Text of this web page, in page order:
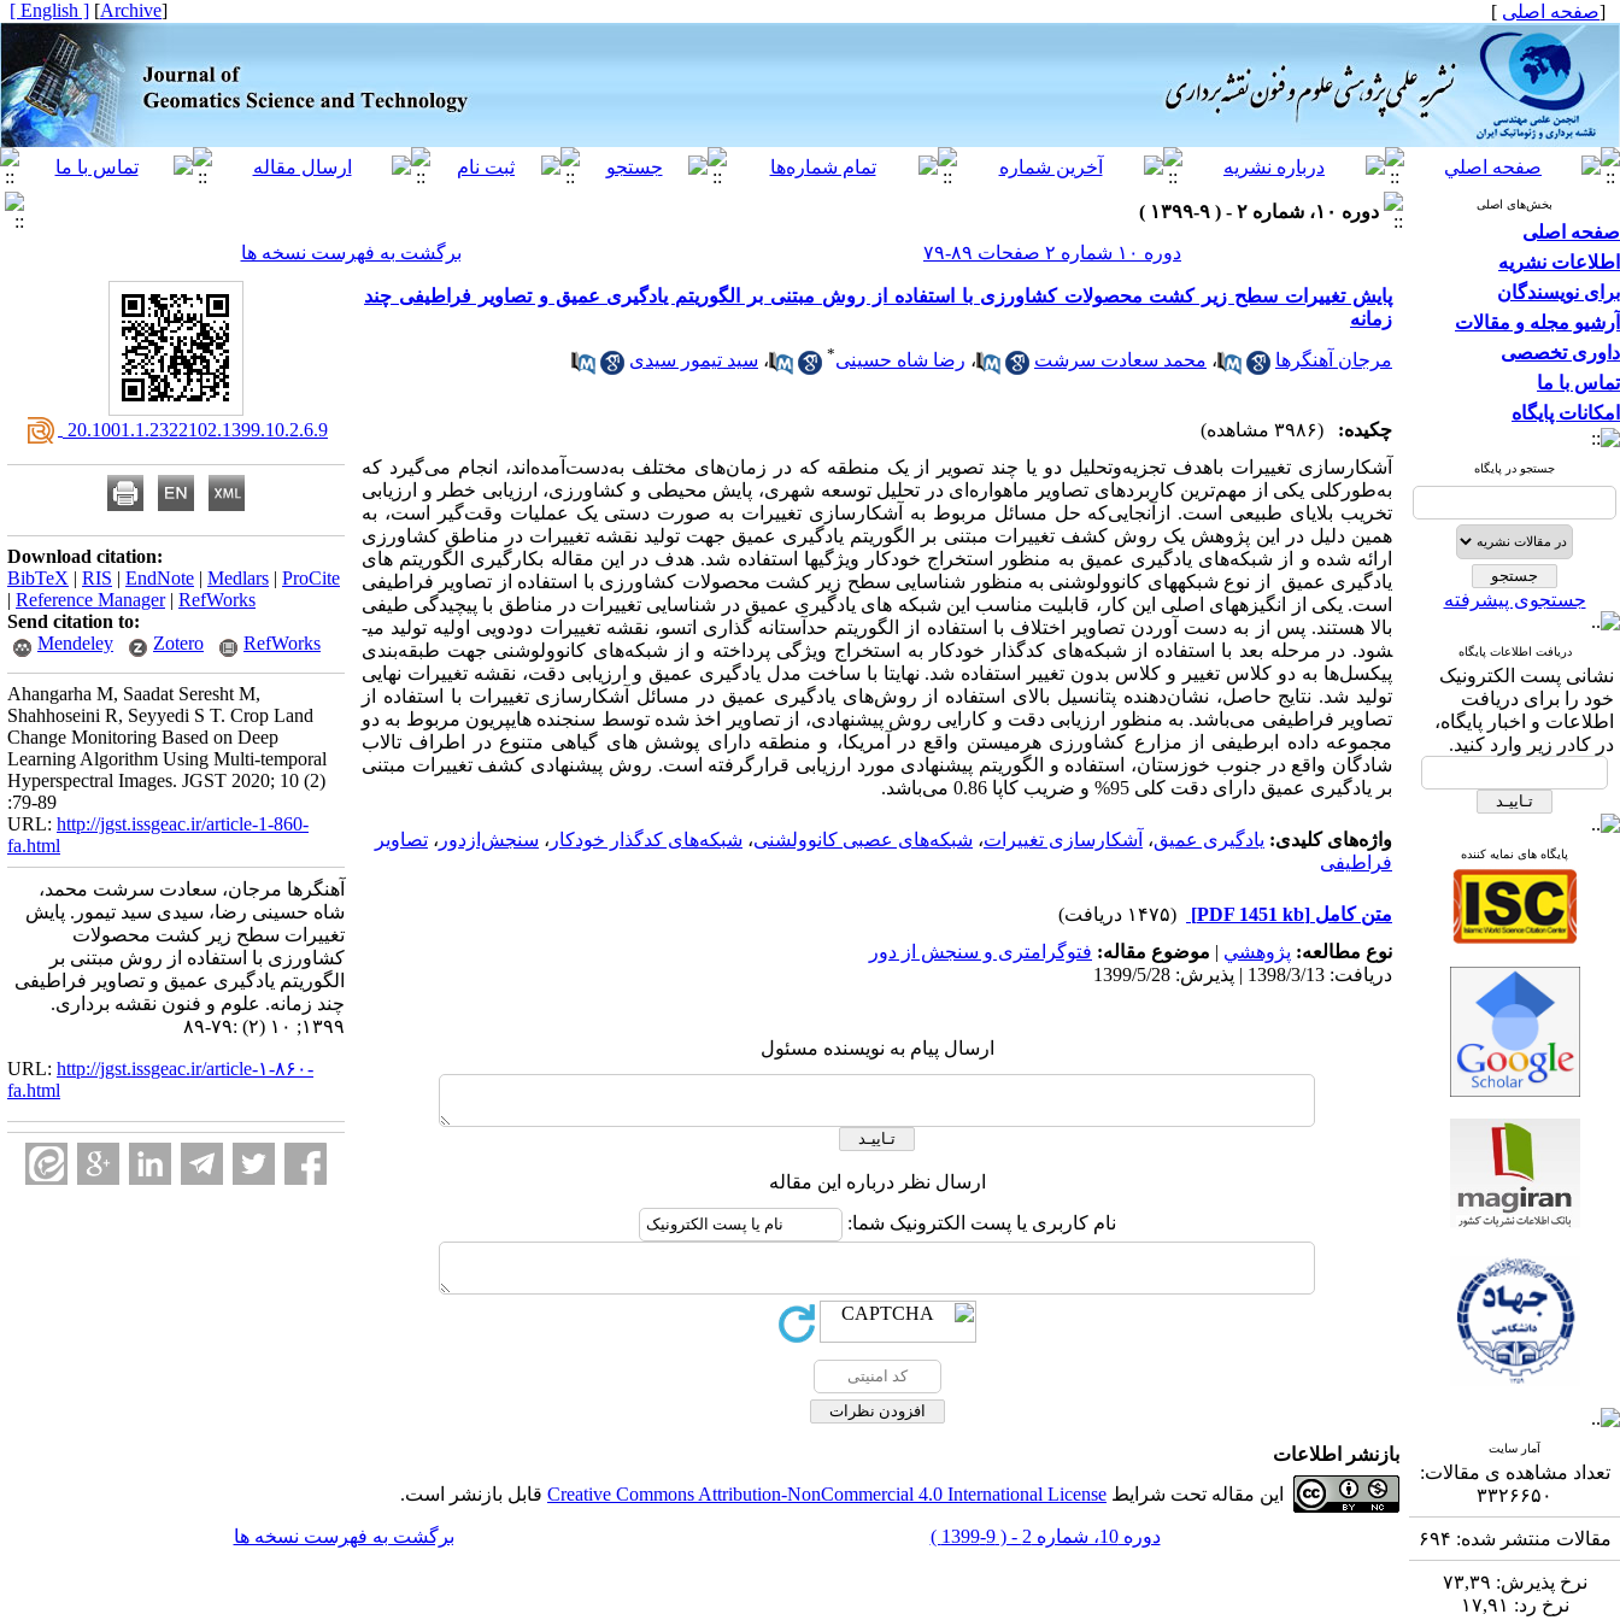
[صفحه اصلی ]
[
Archive
]
[ English ]
بخش‌های اصلی
صفحه اصلی
اطلاعات نشریه
برای نویسندگان
آرشیو مجله و مقالات
داوری تخصصی
تماس با ما
امکانات پایگاه
جستجو در پایگاه
جستجوی پیشرفته
دریافت اطلاعات پایگاه
نشانی پست الکترونیک
خود را برای دریافت
اطلاعات و اخبار پایگاه،
در کادر زیر وارد کنید.
پایگاه های نمایه کننده
آمار سایت
تعداد مشاهده ی مقالات:
۳۳۲۶۶۵۰
مقالات منتشر شده: ۶۹۴
نرخ پذیرش: ۷۳,۳۹
نرخ رد: ۱۷,۹۱
دوره ۱۰، شماره ۲ - ( ۹-۱۳۹۹ )
دوره ۱۰ شماره ۲ صفحات ۸۹-۷۹
برگشت به فهرست نسخه ها
پایش تغییرات سطح زیر کشت محصولات کشاورزی با استفاده از روش مبتنی بر الگوریتم یادگیری عمیق و تصاویر فراطیفی چند
زمانه
مرجان آهنگرها ، محمد سعادت سرشت ، رضا شاه حسینی* ، سید تیمور سیدی
چکیده:
(۳۹۸۶ مشاهده)
آشکارسازی تغییرات باهدف تجزیه‌وتحلیل دو یا چند تصویر از یک منطقه که در زمان‌های مختلف به‌دست‌آمده‌اند، انجام می‌گیرد که
به‌طورکلی یکی از مهم‌ترین کاربردهای تصاویر ماهواره‌ای در تحلیل توسعه شهری، پایش محیطی و کشاورزی، ارزیابی خطر و ارزیابی
تخریب بلایای طبیعی است. ازآنجایی‌که حل مسائل مربوط به آشکارسازی تغییرات به ‌صورت دستی یک عملیات وقت‌گیر است، به
همین دلیل در این پژوهش یک روش کشف تغییرات مبتنی بر الگوریتم یادگیری عمیق جهت تولید نقشه تغییرات در مناطق کشاورزی
ارائه شده و از شبکه‌های یادگیری عمیق به‌ منظور استخراج خودکار ویژگی­ها استفاده شد. هدف در این مقاله بکارگیری الگوریتم های
یادگیری عمیق از نوع شبکه­های کانوولوشنی به منظور شناسایی سطح زیر کشت محصولات کشاورزی با استفاده از تصاویر فراطیفی
است. یکی از انگیزه­های اصلی این کار، قابلیت مناسب این شبکه های یادگیری عمیق در شناسایی تغییرات در مناطق با پیچیدگی طیفی
بالا هستند. پس از به دست آوردن تصاویر اختلاف با استفاده از الگوریتم حدآستانه گذاری اتسو، نقشه تغییرات دودویی اولیه تولید می­
شود. در مرحله بعد با استفاده از شبکه‌های کدگذار خودکار به استخراج ویژگی پرداخته و از شبکه‌های کانوولوشنی جهت طبقه‌بندی
پیکسل‌ها به دو کلاس تغییر و کلاس بدون تغییر استفاده شد. نهایتا با ساخت مدل یادگیری عمیق و ارزیابی دقت، نقشه تغییرات نهایی
تولید شد. نتایج حاصل، نشان‌دهنده پتانسیل بالای استفاده از روش‌های یادگیری عمیق در مسائل آشکارسازی تغییرات با استفاده از
تصاویر فراطیفی می‌باشد. به منظور ارزیابی دقت و کارایی روش پیشنهادی، از تصاویر اخذ شده توسط سنجنده هایپریون مربوط به دو
مجموعه داده ابرطیفی از مزارع کشاورزی هرمیستن واقع در آمریکا، و منطقه دارای پوشش های گیاهی متنوع در اطراف تالاب
شادگان واقع در جنوب خوزستان، استفاده و الگوریتم پیشنهادی مورد ارزیابی قرارگرفته است. روش پیشنهادی کشف تغییرات مبتنی
بر یادگیری عمیق دارای دقت کلی 95% و ضریب کاپا 0.86 می‌باشد.
واژه‌های کلیدی: یادگیری عمیق، آشکارسازی تغییرات، شبکه‌های عصبی کانوولشنی، شبکه‌های کدگذار خودکار ، سنجش‌ازدور ، تصاویر
فراطیفی
متن کامل [PDF 1451 kb]
(۱۴۷۵ دریافت)
نوع مطالعه: پژوهشي | موضوع مقاله: فتوگرامتری و سنجش از دور
دریافت: 1398/3/13 | پذیرش: 1399/5/28
ارسال پیام به نویسنده مسئول
ارسال نظر درباره این مقاله
نام کاربری یا پست الکترونیک شما:
‎ 20.1001.1.2322102.1399.10.2.6.9
Download citation:
BibTeX | RIS | EndNote | Medlars | ProCite
| Reference Manager| RefWorks
Send citation to:
Mendeley
Zotero RefWorks
Ahangarha M, Saadat Seresht M,
Shahhoseini R, Seyyedi S T. Crop Land
Change Monitoring Based on Deep
Learning Algorithm Using Multi-temporal
Hyperspectral Images. JGST 2020; 10 (2)
:79-89
URL: http://jgst.issgeac.ir/article-1-860-
fa.html
آهنگرها مرجان، سعادت سرشت محمد،
شاه حسینی رضا، سیدی سید تیمور. پایش
تغییرات سطح زیر کشت محصولات
کشاورزی با استفاده از روش مبتنی بر
الگوریتم یادگیری عمیق و تصاویر فراطیفی
چند زمانه. علوم و فنون نقشه برداری.
۱۳۹۹; ۱۰ (۲) :۷۹-۸۹
URL: http://jgst.issgeac.ir/article-۱-۸۶۰-
fa.html
بازنشر اطلاعات
این مقاله تحت شرایط Creative Commons Attribution-NonCommercial 4.0 International License قابل بازنشر است.
دوره 10، شماره 2 - ( 9-1399 ) برگشت به فهرست نسخه ها